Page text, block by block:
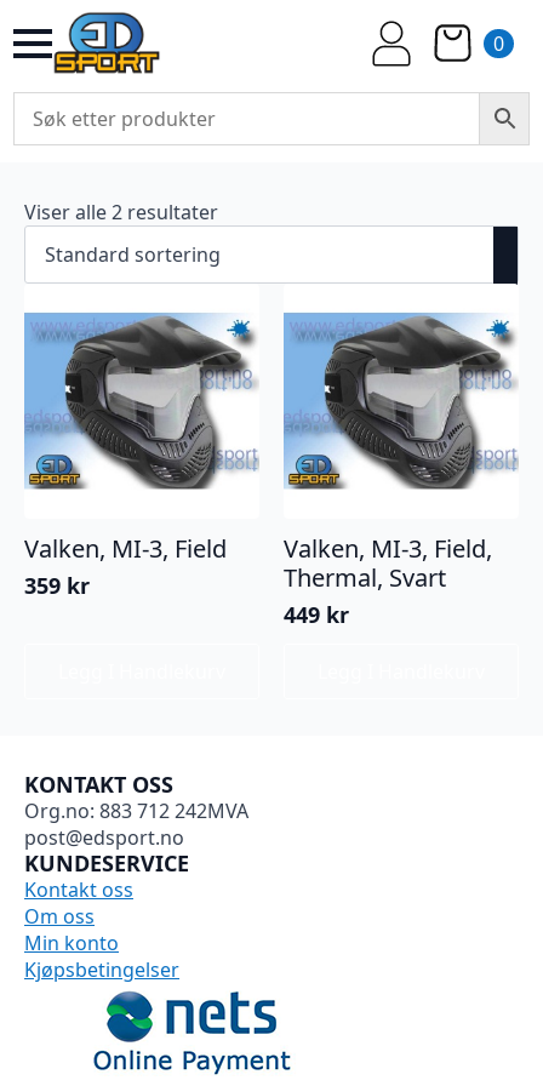
0
Viser alle 2 resultater
Valken, MI-3, Field
359 kr
Valken, MI-3, Field,
Thermal, Svart
449 kr
KONTAKT OSS
Org.no: 883 712 242MVA
post@edsport.no
KUNDESERVICE
Kontakt oss
Om oss
Min konto
Kjøpsbetingelser